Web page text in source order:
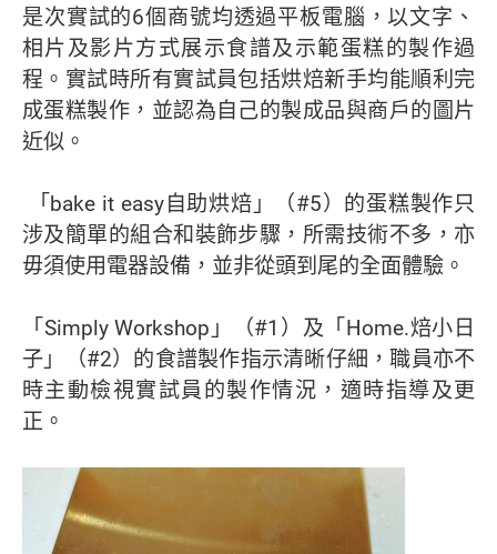
是次實試的6個商號均透過平板電腦，以文字、
相片及影片方式展示食譜及示範蛋糕的製作過
程。實試時所有實試員包括烘焙新手均能順利完
成蛋糕製作，並認為自己的製成品與商戶的圖片
近似。
「bake it easy自助烘焙」（#5）的蛋糕製作只
涉及簡單的組合和裝飾步驟，所需技術不多，亦
毋須使用電器設備，並非從頭到尾的全面體驗。
「Simply Workshop」（#1）及「Home.焙小日
子」（#2）的食譜製作指示清晰仔細，職員亦不
時主動檢視實試員的製作情況，適時指導及更
正。